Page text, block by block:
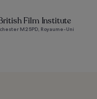
Film Institute
M2 5PD, Royaume-Uni